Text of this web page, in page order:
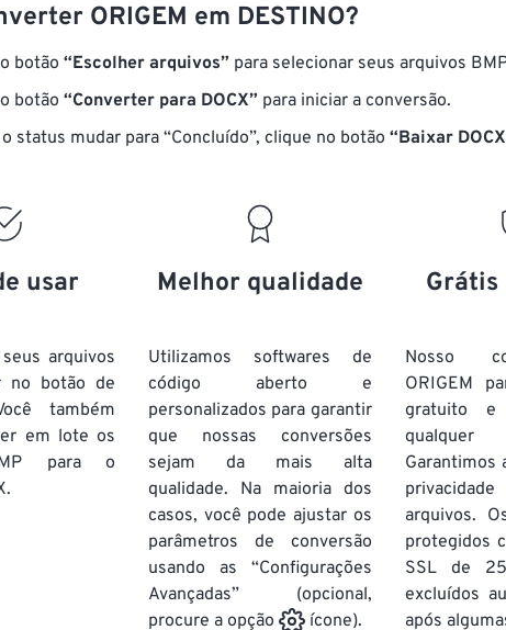
ORIGEM em DESTINO?
botão “Escolher arquivos” para selecionar seus arquivos
botão “Converter para DOCX” para iniciar a conversão.
status mudar para “Concluído”, clique no botão “Baixar
usar
arquivos
no botão de
também
em loteos
para o
Melhor qualidade
Utilizamos softwares de
código aberto e
personalizados para garantir
que nossas conversões
sejam da mais alta
qualidade. Na maioria dos
casos, você pode ajustar os
parâmetros de conversão
usando as “Configurações
Avançadas” (opcional,
procure a opção
ícone).
Grátis
Nosso
ORIGEM
gratuito e
qualquer
Garantimos
arquivos.
protegidos
SSL de
excluídos
após